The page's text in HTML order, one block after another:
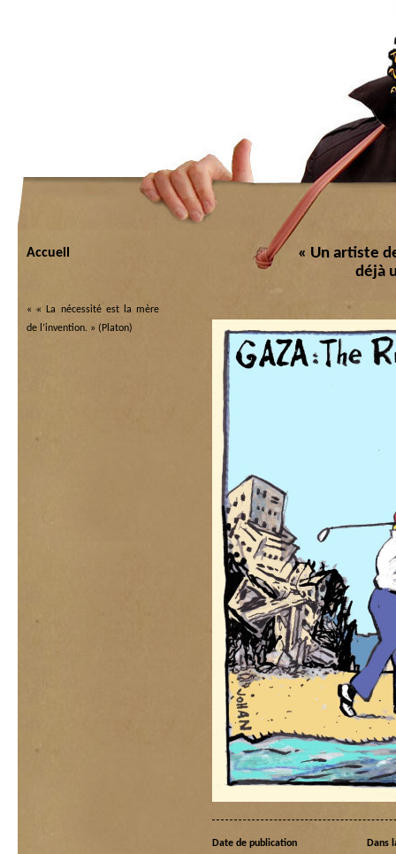
Accueil
« Un artiste
déjà
«« La nécessité est la mère
de l’invention. » (Platon)
Date de publication
Dans